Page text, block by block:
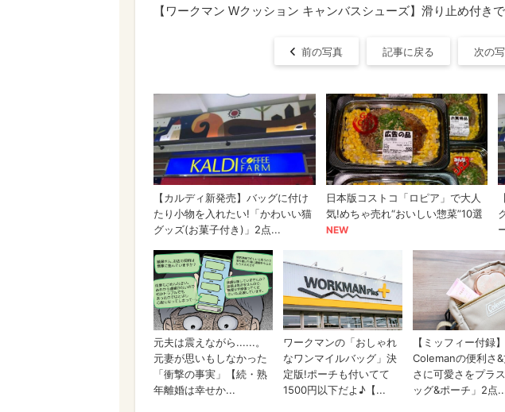
【ワークマン Wクッション キャンバスシューズ】滑り止め付き
前の写真 記事に戻る 次の